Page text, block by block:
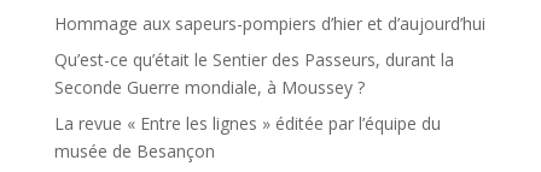
Hommage aux sapeurs-pompiers d’hier et d’aujourd’hui
Qu’est-ce qu’était le Sentier des Passeurs, durant la
Seconde Guerre mondiale, à Moussey ?
La revue « Entre les lignes » éditée par l’équipe du
musée de Besançon